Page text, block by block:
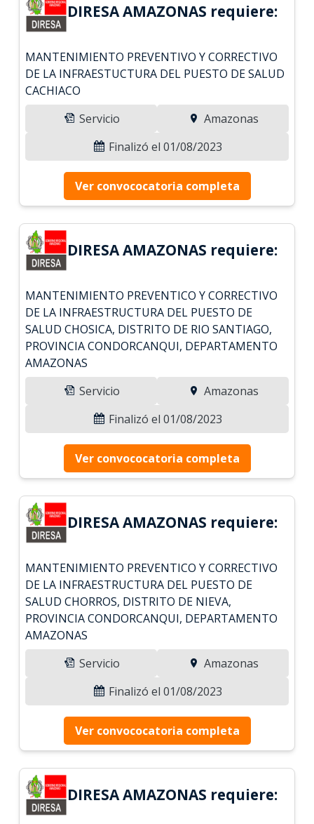
DIRESA AMAZONAS requiere:
MANTENIMIENTO PREVENTIVO Y CORRECTIVO
DE LA INFRAESTUCTURA DEL PUESTO DE SALUD
CACHIACO
Servicio
Amazonas
Finalizó el 01/08/2023
Ver convococatoria completa
DIRESA AMAZONAS requiere:
MANTENIMIENTO PREVENTICO Y CORRECTIVO
DE LA INFRAESTRUCTURA DEL PUESTO DE
SALUD CHOSICA, DISTRITO DE RIO SANTIAGO,
PROVINCIA CONDORCANQUI, DEPARTAMENTO
AMAZONAS
Servicio
Amazonas
Finalizó el 01/08/2023
Ver convococatoria completa
DIRESA AMAZONAS requiere:
MANTENIMIENTO PREVENTICO Y CORRECTIVO
DE LA INFRAESTRUCTURA DEL PUESTO DE
SALUD CHORROS, DISTRITO DE NIEVA,
PROVINCIA CONDORCANQUI, DEPARTAMENTO
AMAZONAS
Servicio
Amazonas
Finalizó el 01/08/2023
Ver convococatoria completa
DIRESA AMAZONAS requiere: